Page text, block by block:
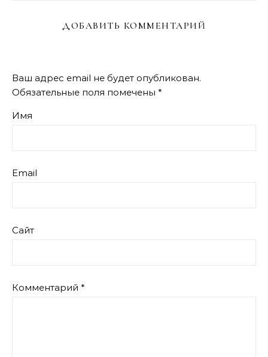
ДОБАВИТЬ КОММЕНТАРИЙ
Ваш адрес email не будет опубликован.
Обязательные поля помечены *
Имя
Email
Сайт
Комментарий *